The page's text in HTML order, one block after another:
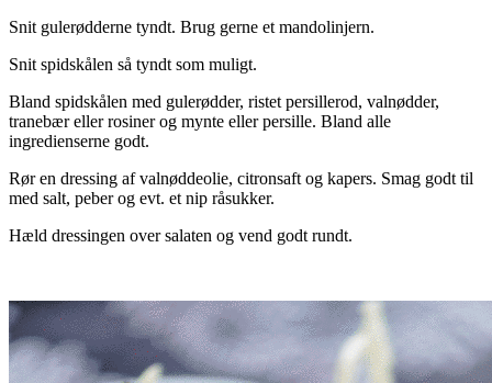
Snit gulerødderne tyndt. Brug gerne et mandolinjern.
Snit spidskålen så tyndt som muligt.
Bland spidskålen med gulerødder, ristet persillerod, valnødder,
tranebær eller rosiner og mynte eller persille. Bland alle
ingredienserne godt.
Rør en dressing af valnøddeolie, citronsaft og kapers. Smag godt til
med salt, peber og evt. et nip råsukker.
Hæld dressingen over salaten og vend godt rundt.